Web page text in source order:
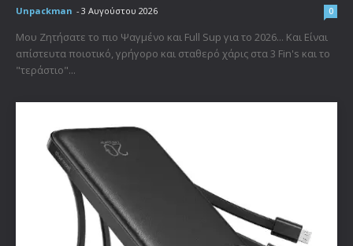
Unpackman - 3 Αυγούστου 2026 0
Μου Ζητήσατε το πιο Ψαγμένο και Full Sup για το 2026... Και Είναι
απίστευτα ποιοτικό, γρήγορο και σταθερό χάρις στα 3 Fin's και το
"τεράστιο"...